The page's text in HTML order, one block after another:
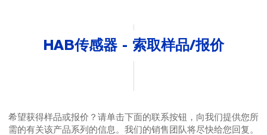
HAB传感器 - 索取样品/报价
希望获得样品或报价？请单击下面的联系按钮，向我们提供您所
需的有关该产品系列的信息。我们的销售团队将尽快给您回复。